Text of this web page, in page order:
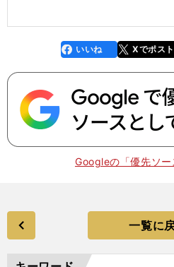
faceboo
k
いいね Xでポス
Googleの「優先ソー
一覧に